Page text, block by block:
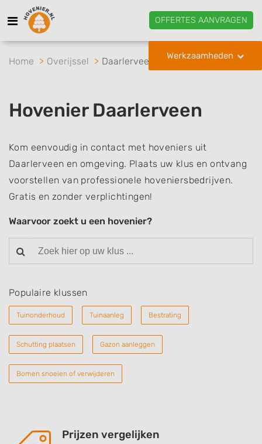
OFFERTES AANVRAGEN
Werkzaamheden
Home Overijssel Daarlerveen
Hovenier Daarlerveen
Kom eenvoudig in contact met hoveniers uit
Daarlerveen en omgeving. Plaats uw klus en ontvang
voorstellen van professionele hoveniersbedrijven.
Gratis en zonder verplichtingen!
Waarvoor zoekt u een hovenier?
Populaire klussen
Tuinonderhoud Tuinaanleg Bestrating
Schutting plaatsen Gazon aanleggen
Bomen snoeien of verwijderen
Prijzen vergelijken